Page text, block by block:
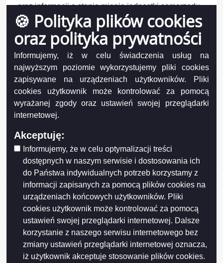
🍪 Polityka plików cookies
oraz polityka prywatności
Informujemy, iż w celu świadczenia usług na
najwyższym poziomie wykorzystujemy pliki cookies
zapisywane na urządzeniach użytkowników. Pliki
cookies użytkownik może kontrolować za pomocą
wyrażanej zgody oraz ustawień swojej przeglądarki
internetowej.
Akceptuję:
Informujemy, że w celu optymalizacji treści
dostępnych w naszym serwisie i dostosowania ich
do Państwa indywidualnych potrzeb korzystamy z
informacji zapisanych za pomocą plików cookies na
urządzeniach końcowych użytkowników. Pliki
cookies użytkownik może kontrolować za pomocą
ustawień swojej przeglądarki internetowej. Dalsze
korzystanie z naszego serwisu internetowego bez
zmiany ustawień przeglądarki internetowej oznacza,
iż użytkownik akceptuje stosowanie plików cookies.
oraz informacji o stanie mienia jednostki samorządu
terytorialnego
Protokół kontroli w Szkole Podstawowej nr 11 w
Suwałkach.
Protokół kontroli w Szkole Podstawowej nr 5 w
Suwałkach.
Protokół kontroli w Przedszkolu nr 2 w Suwałkach.
Protokół kontroli w zakresie sprawozdania rocznego z
wykonania budzetu Miasta Suwałki za 2024 rok.
Protokół kontroli w Miejskim Ośrodku Pomocy Rodzinie
w Suwałkach
Protokół kontroli Szkoły Podstawowej nr 4 w
Suwałkach
Protokół kontroli Przedszkola nr 10 w Suwałkach.
Protokół kontroli w zakresie sprawozdania rocznego z
wykonania budzetu Miasta Suwałki za 2023 rok
Protokół z kontroli w Placówce Opiekuńczo-
Wychowawczej w Suwałkach
Protokół z kontroli w Zespole Szkół Technicznych w